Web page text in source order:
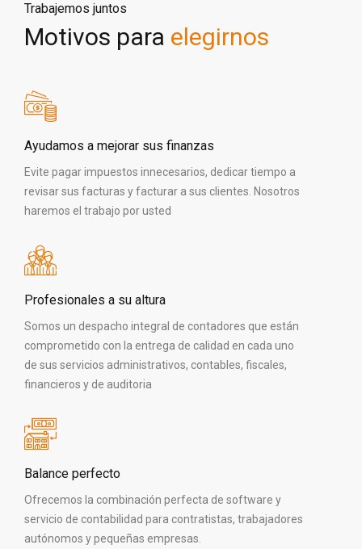
Trabajemos juntos
Motivos para elegirnos
Ayudamos a mejorar sus finanzas
Evite pagar impuestos innecesarios, dedicar tiempo a
revisar sus facturas y facturar a sus clientes. Nosotros
haremos el trabajo por usted
Profesionales a su altura
Somos un despacho integral de contadores que están
comprometido con la entrega de calidad en cada uno
de sus servicios administrativos, contables, fiscales,
financieros y de auditoria
Balance perfecto
Ofrecemos la combinación perfecta de software y
servicio de contabilidad para contratistas, trabajadores
autónomos y pequeñas empresas.